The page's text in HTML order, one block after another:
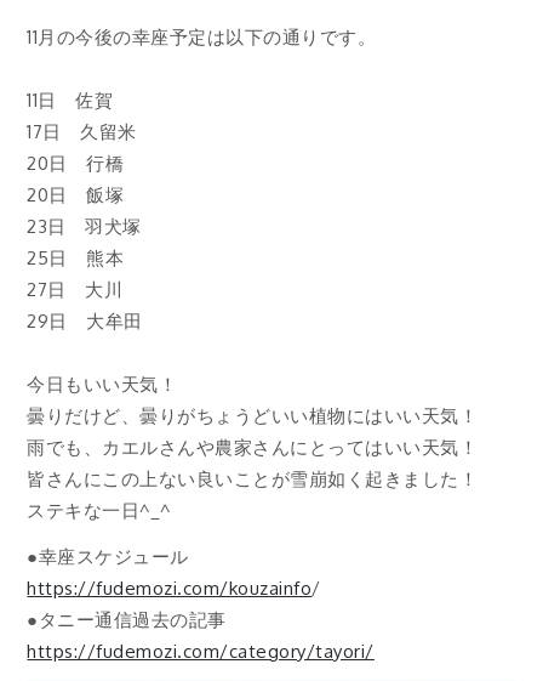
11月の今後の幸座予定は以下の通りです。
11日 佐賀
17日 久留米
20日 行橋
20日 飯塚
23日 羽犬塚
25日 熊本
27日 大川
29日 大牟田
今日もいい天気！
曇りだけど、曇りがちょうどいい植物にはいい天気！
雨でも、カエルさんや農家さんにとってはいい天気！
皆さんにこの上ない良いことが雪崩如く起きました！
ステキな一日^_^
●幸座スケジュール
https://fudemozi.com/kouzainfo/
●タニー通信過去の記事
https://fudemozi.com/category/tayori/